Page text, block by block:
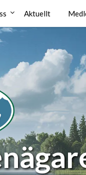
Aktuellt